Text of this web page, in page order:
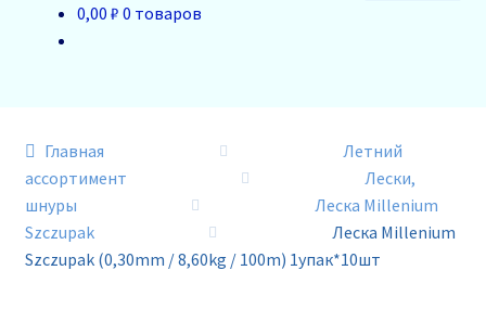
Доставка и оплата
Акции
Новинки
0,00 ₽ 0 товаров
Главная
Летний
ассортимент
Лески,
шнуры
Леска Millenium
Szczupak
Леска Millenium
Szczupak (0,30mm / 8,60kg / 100m) 1упак*10шт